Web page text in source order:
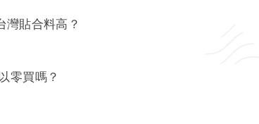
灣貼合料高？
零買嗎？